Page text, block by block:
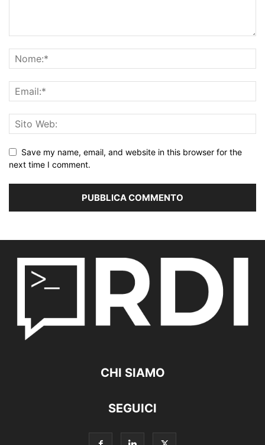
Save my name, email, and website in this browser for the
next time I comment.
CHI SIAMO
SEGUICI